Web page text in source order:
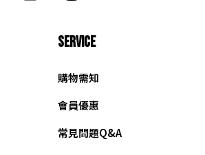
SERVICE
購物需知
會員優惠
常見問題Q&A